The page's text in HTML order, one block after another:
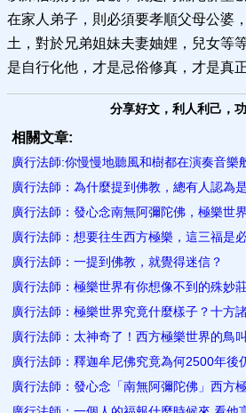
在家人弟子，則必須要孝順父母公婆
土，對於兄弟姐妹夫妻妯娌，兒女等
是自行化他，才是忌俗修真，才是真
分享好文，利人利己，
相關文章:
廣行法師:你慢慢地聽風和樹都​在演奏音樂
廣行法師：為什麼提到佛教，總有人認為
廣行法師：發心念南無阿彌陀佛，極樂世
廣行法師：想要往生西方極樂，這三福是
廣行法師：一提到佛教，就覺得迷信？
廣行法師：極樂世界有你想像不到的殊妙
廣行法師：極樂世界究竟什麼樣子？十方
廣行法師：太神奇了！西方極樂世界的​鳥
廣行法師：釋迦牟尼佛究竟為何2500年後
廣行法師：發心念「南無阿彌陀佛」西方